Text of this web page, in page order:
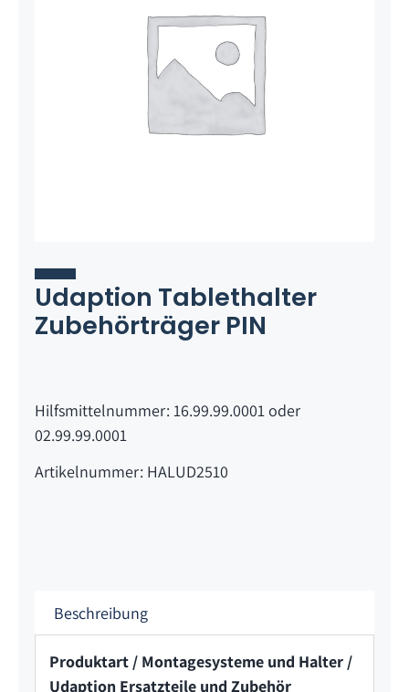
Udaption Tablethalter
Zubehörträger PIN
Hilfsmittelnummer: 16.99.99.0001 oder
02.99.99.0001
Artikelnummer: HALUD2510
Beschreibung
Produktart / Montagesysteme und Halter /
Udaption Ersatzteile und Zubehör